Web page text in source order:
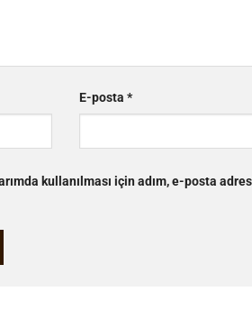
E-posta *
kullanılması için adım, e-posta